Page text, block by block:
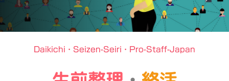
Daikichi・Seizen-Seiri・Pro-Staff-Japan